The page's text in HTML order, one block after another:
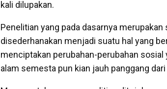
kali dilupakan.
Penelitian yang pada dasarnya
disederhanakan menjadi suatu hal yang
menciptakan perubahan-perubahan
alam semesta pun kian jauh panggang dari